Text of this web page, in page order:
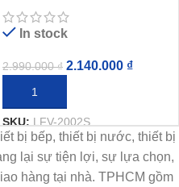
Lạnh
In stock
2.990.000₫ 2.140.000 ₫
THÊM VÀO GIỎ HÀNG
SKU:LFV-2002S
bị bếp, thiết bị nước, thiết bị
lại sự tiện lợi, sự lựa chọn,
hàng tại nhà. TPHCM gồm